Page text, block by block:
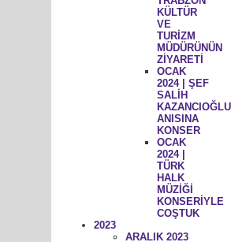
KÜLTÜR
VE
TURİZM
MÜDÜRÜNÜN
ZİYARETİ
OCAK
2024 | ŞEF
SALİH
KAZANCIOĞLU
ANISINA
KONSER
OCAK
2024 |
TÜRK
HALK
MÜZİĞİ
KONSERİYLE
COŞTUK
2023
ARALIK 2023